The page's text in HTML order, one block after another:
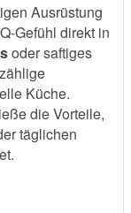
Ausrüstung
Gefühl direkt in
oder saftiges
Küche.
die Vorteile,
täglichen